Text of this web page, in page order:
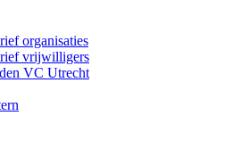
organisaties
vrijwilligers
VC Utrecht